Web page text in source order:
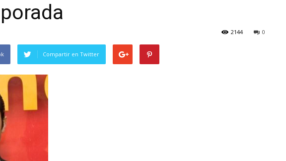
0
2144
Compartir en Twitter